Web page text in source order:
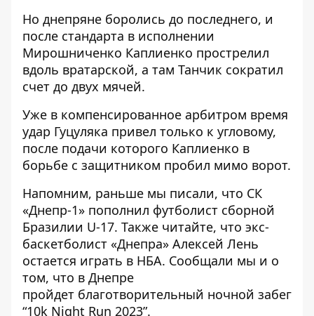
Но днепряне боролись до последнего, и
после стандарта в исполнении
Мирошниченко Каплиенко прострелил
вдоль вратарской, а там Танчик сократил
счет до двух мячей.
Уже в компенсированное арбитром время
удар Гуцуляка привел только к угловому,
после подачи которого Каплиенко в
борьбе с защитником пробил мимо ворот.
Напомним, раньше мы писали, что СК
«Днепр-1» пополнил футболист сборной
Бразилии U-17. Также читайте, что экс-
баскетболист «Днепра» Алексей Лень
остается играть в НБА. Сообщали мы и о
том, что в Днепре
пройдет благотворительный ночной забег
“10k Night Run 2023”.